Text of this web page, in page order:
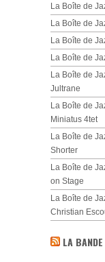
La Boîte de
La Boîte de
La Boîte de
La Boîte de
La Boîte de
Jultrane
La Boîte de
Miniatus 4tet
La Boîte de
Shorter
La Boîte de
on Stage
La Boîte de
Christian
LA